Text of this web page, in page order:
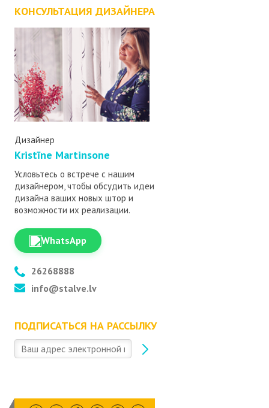
КОНСУЛЬТАЦИЯ ДИЗАЙНЕРА
Дизайнер
Kristīne Martinsone
Условьтесь о встрече с нашим
дизайнером, чтобы обсудить идеи
дизайна ваших новых штор и
возможности их реализации.
WhatsApp
26268888
info@stalve.lv
ПОДПИСАТЬСЯ НА РАССЫЛКУ